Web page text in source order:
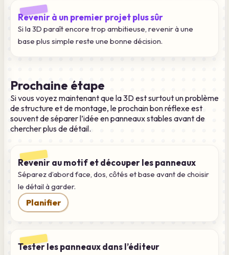
Revenir à un premier projet plus sûr
Si la 3D paraît encore trop ambitieuse, revenir à une
base plus simple reste une bonne décision.
Prochaine étape
Si vous voyez maintenant que la 3D est surtout un problème
de structure et de montage, le prochain bon réflexe est
souvent de séparer l’idée en panneaux stables avant de
chercher plus de détail.
Revenir au motif et découper les panneaux
Séparez d’abord face, dos, côtés et base avant de choisir
le détail à garder.
Planifier
Tester les panneaux dans l’éditeur